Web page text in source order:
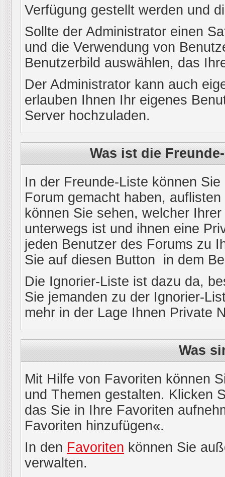
Verfügung gestellt werden und
Sollte der Administrator einen
und die Verwendung von
Benutzerbild auswählen, das
Der Administrator kann auch
erlauben Ihnen Ihr eigenes
Server hochzuladen.
Was ist die
In der Freunde-Liste können
Forum gemacht haben,
können Sie sehen, welcher
unterwegs ist und ihnen eine
jeden Benutzer des Forums zu
Sie auf diesen Button in dem
Die Ignorier-Liste ist dazu da,
Sie jemanden zu der Ignorier-
mehr in der Lage Ihnen Private
Was
Mit Hilfe von Favoriten können
und Themen gestalten. Klicken
das Sie in Ihre Favoriten
Favoriten hinzufügen«.
In den Favoriten können Sie
verwalten.